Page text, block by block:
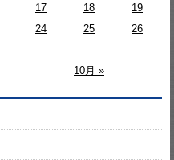
10月 »
17 18
19
24 25
26